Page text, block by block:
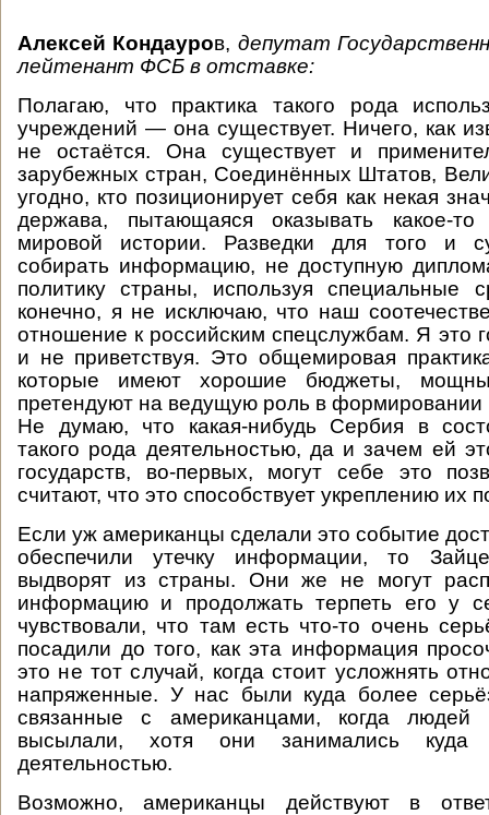
Алексей Кондауров, депутат
лейтенант ФСБ в отставке:
Полагаю, что практика такого рода
учреждений — она существует. Ничего, как
не остаётся. Она существует и
зарубежных стран, Соединённых Штатов,
угодно, кто позиционирует себя как некая
держава, пытающаяся оказывать какое-
мировой истории. Разведки для того и
собирать информацию, не доступную
политику страны, используя специальные
конечно, я не исключаю, что наш
отношение к российским спецслужбам. Я это
и не приветствуя. Это общемировая
которые имеют хорошие бюджеты,
претендуют на ведущую роль в формировании
Не думаю, что какая-нибудь Сербия в
такого рода деятельностью, да и зачем ей
государств, во-первых, могут себе это
считают, что это способствует укреплению их
Если уж американцы сделали это событие
обеспечили утечку информации, то
выдворят из страны. Они же не могут
информацию и продолжать терпеть его у
чувствовали, что там есть что-то очень
посадили до того, как эта информация
это не тот случай, когда стоит усложнять
напряженные. У нас были куда более
связанные с американцами, когда людей
высылали, хотя они занимались куда
деятельностью.
Возможно, американцы действуют в